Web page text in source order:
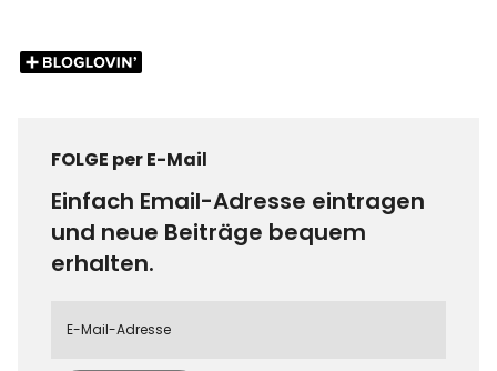
FOLGE per E-Mail
Einfach Email-Adresse eintragen
und neue Beiträge bequem
erhalten.